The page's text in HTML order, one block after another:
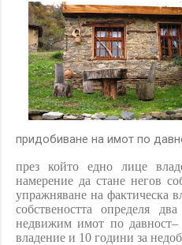
придобиване на имот по
през който едно лице
намерение да стане негов
упражняване на фактическа
собствеността определя
недвижим имот по давност–
владение и 10 години за